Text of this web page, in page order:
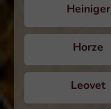
Heiniger
Horze
Leovet